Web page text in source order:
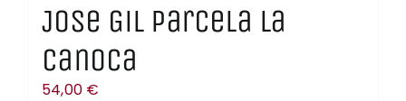
Jose Gil Parcela La
Canoca
54,00 €